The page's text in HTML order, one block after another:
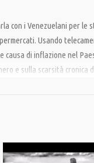
con i Venezuelani per le
Usando
causa di inflazione nel
e sulla scarsità cronica